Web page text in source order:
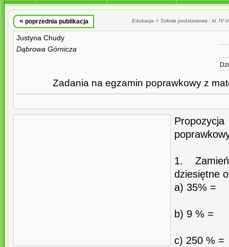
« poprzednia publikacja Edukacja » Szkoła podstawowa - kl. IV-
Justyna Chudy
Dąbrowa Górnicza
Zadania na egzamin poprawkowy z
1.
dziesiętne
a) 35% =
b) 9 % =
c) 250 % =